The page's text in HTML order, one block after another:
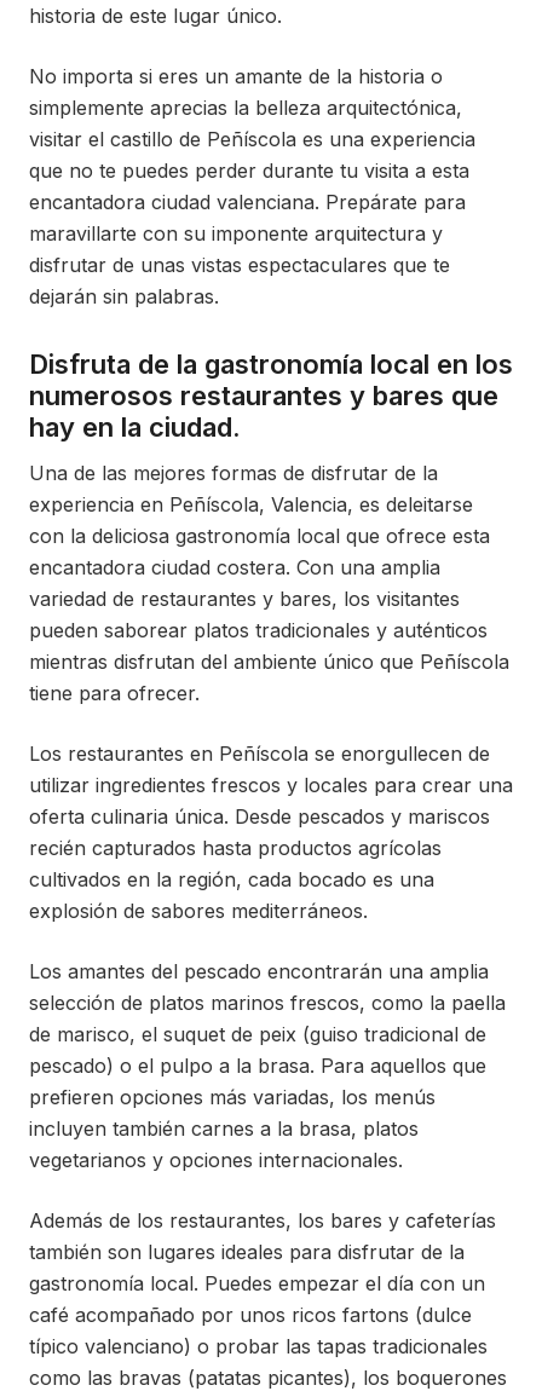
historia de este lugar único.
No importa si eres un amante de la historia o
simplemente aprecias la belleza arquitectónica,
visitar el castillo de Peñíscola es una experiencia
que no te puedes perder durante tu visita a esta
encantadora ciudad valenciana. Prepárate para
maravillarte con su imponente arquitectura y
disfrutar de unas vistas espectaculares que te
dejarán sin palabras.
Disfruta de la gastronomía local en los
numerosos restaurantes y bares que
hay en la ciudad.
Una de las mejores formas de disfrutar de la
experiencia en Peñíscola, Valencia, es deleitarse
con la deliciosa gastronomía local que ofrece esta
encantadora ciudad costera. Con una amplia
variedad de restaurantes y bares, los visitantes
pueden saborear platos tradicionales y auténticos
mientras disfrutan del ambiente único que Peñíscola
tiene para ofrecer.
Los restaurantes en Peñíscola se enorgullecen de
utilizar ingredientes frescos y locales para crear una
oferta culinaria única. Desde pescados y mariscos
recién capturados hasta productos agrícolas
cultivados en la región, cada bocado es una
explosión de sabores mediterráneos.
Los amantes del pescado encontrarán una amplia
selección de platos marinos frescos, como la paella
de marisco, el suquet de peix (guiso tradicional de
pescado) o el pulpo a la brasa. Para aquellos que
prefieren opciones más variadas, los menús
incluyen también carnes a la brasa, platos
vegetarianos y opciones internacionales.
Además de los restaurantes, los bares y cafeterías
también son lugares ideales para disfrutar de la
gastronomía local. Puedes empezar el día con un
café acompañado por unos ricos fartons (dulce
típico valenciano) o probar las tapas tradicionales
como las bravas (patatas picantes), los boquerones